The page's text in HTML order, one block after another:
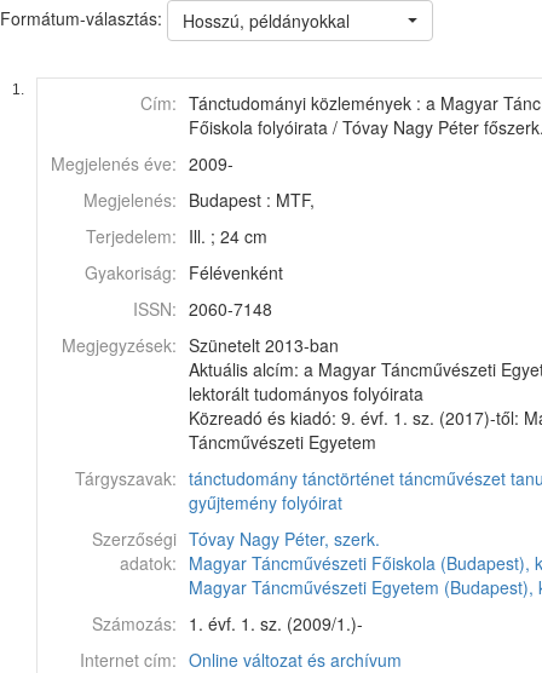
Formátum-választás: Hosszú, példányokkal
1.
Cím: Tánctudományi közlemények : a Magyar
Főiskola folyóirata / Tóvay Nagy Péter
Megjelenés éve: 2009-
Megjelenés: Budapest : MTF,
Terjedelem: Ill. ; 24 cm
Gyakoriság: Félévenként
ISSN: 2060-7148
Megjegyzések: Szünetelt 2013-ban
Aktuális alcím: a Magyar Táncművészeti
lektorált tudományos folyóirata
Közreadó és kiadó: 9. évf. 1. sz. (2017)-től:
Táncművészeti Egyetem
Tárgyszavak: tánctudomány tánctörténet táncművészet
gyűjtemény folyóirat
Szerzőségi
adatok:
Tóvay Nagy Péter, szerk.
Magyar Táncművészeti Főiskola (Budapest),
Magyar Táncművészeti Egyetem (Budapest),
Számozás: 1. évf. 1. sz. (2009/1.)-
Internet cím: Online változat és archívum